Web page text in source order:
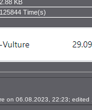
2.88 KB
125844 Time(s)
on 06.08.2023, 22:23; edited